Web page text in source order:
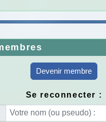
Devenir membre
Se reconnecter :